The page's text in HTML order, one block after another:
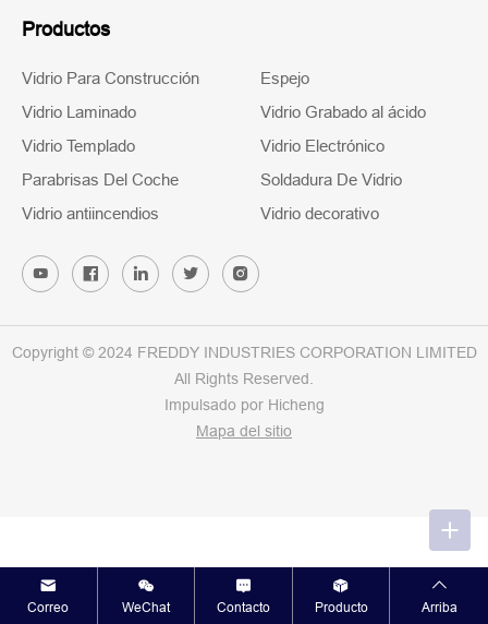
Productos
Vidrio Para Construcción
Espejo
Vidrio Laminado
Vidrio Grabado al ácido
Vidrio Templado
Vidrio Electrónico
Parabrisas Del Coche
Soldadura De Vidrio
Vidrio antiincendios
Vidrio decorativo
Copyright © 2024 FREDDY INDUSTRIES CORPORATION LIMITED
All Rights Reserved.
Impulsado por Hicheng
Mapa del sitio
Correo WeChat Contacto Producto Arriba